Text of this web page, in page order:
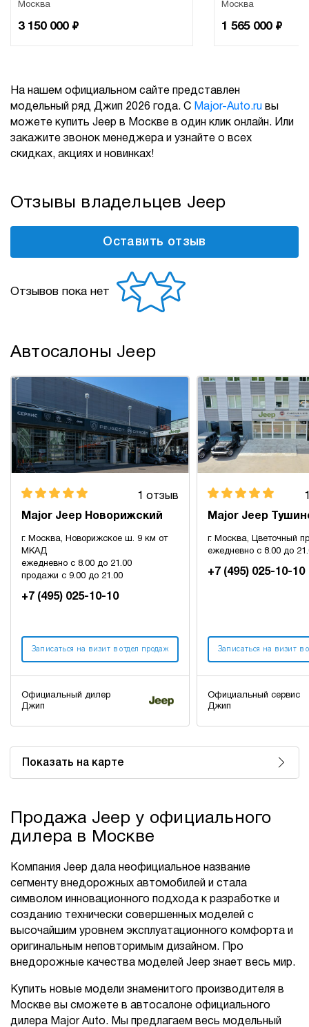
Москва
3 150 000 ₽
Москва
1 565 000 ₽
На нашем официальном сайте представлен
модельный ряд Джип 2026 года. С Major-Auto.ru вы
можете купить Jeep в Москве в один клик онлайн. Или
закажите звонок менеджера и узнайте о всех
скидках, акциях и новинках!
Отзывы владельцев Jeep
Оставить отзыв
Отзывов пока нет
Показать на карте
Автосалоны Jeep
1 отзыв
Major Jeep Новорижский
г. Москва, Новорижское ш. 9 км от
МКАД
ежедневно с 8.00 до 21.00
продажи с 9.00 до 21.00
+7 (495) 025-10-10
Записаться на визит в отдел продаж
Официальный дилер
Джип
Major Jeep
г. Москва, Цветочный
ежедневно с 8.00 до
+7 (495) 025-10-10
Записаться на визит в
Официальный сервис
Джип
Продажа Jeep у официального
дилера в Москве
Компания Jeep дала неофициальное название
сегменту внедорожных автомобилей и стала
символом инновационного подхода к разработке и
созданию технически совершенных моделей с
высочайшим уровнем эксплуатационного комфорта и
оригинальным неповторимым дизайном. Про
внедорожные качества моделей Jeep знает весь мир.
Купить новые модели знаменитого производителя в
Москве вы сможете в автосалоне официального
дилера Major Auto. Мы предлагаем весь модельный